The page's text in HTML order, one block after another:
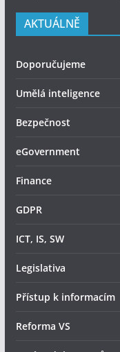
AKTUÁLNĚ
Doporučujeme
Umělá inteligence
Bezpečnost
eGovernment
Finance
GDPR
ICT, IS, SW
Legislativa
Přístup k informacím
Reforma VS